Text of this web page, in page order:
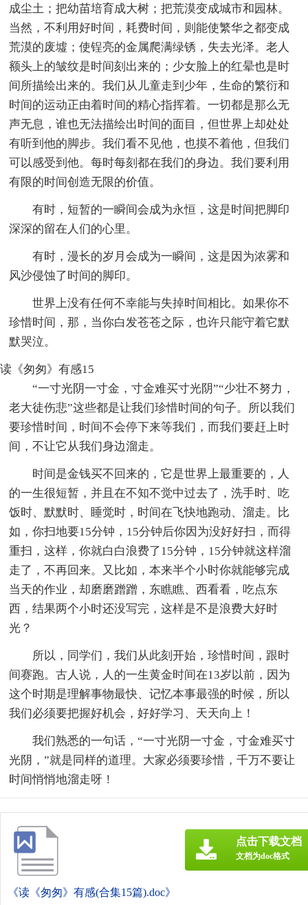
成尘土；把幼苗培育成大树；把荒漠变成城市和园林。
当然，不利用好时间，耗费时间，则能使繁华之都变成
荒漠的废墟；使锃亮的金属爬满绿锈，失去光泽。老人
额头上的皱纹是时间刻出来的；少女脸上的红晕也是时
间所描绘出来的。我们从儿童走到少年，生命的繁衍和
时间的运动正由着时间的精心指挥着。一切都是那么无
声无息，谁也无法描绘出时间的面目，但世界上却处处
有听到他的脚步。我们看不见他，也摸不着他，但我们
可以感受到他。每时每刻都在我们的身边。我们要利用
有限的时间创造无限的价值。
有时，短暂的一瞬间会成为永恒，这是时间把脚印
深深的留在人们的心里。
有时，漫长的岁月会成为一瞬间，这是因为浓雾和
风沙侵蚀了时间的脚印。
世界上没有任何不幸能与失掉时间相比。如果你不
珍惜时间，那，当你白发苍苍之际，也许只能守着它默
默哭泣。
读《匆匆》有感15
“一寸光阴一寸金，寸金难买寸光阴”“少壮不努力，
老大徒伤悲”这些都是让我们珍惜时间的句子。所以我们
要珍惜时间，时间不会停下来等我们，而我们要赶上时
间，不让它从我们身边溜走。
时间是金钱买不回来的，它是世界上最重要的，人
的一生很短暂，并且在不知不觉中过去了，洗手时、吃
饭时、默默时、睡觉时，时间在飞快地跑动、溜走。比
如，你扫地要15分钟，15分钟后你因为没好好扫，而得
重扫，这样，你就白白浪费了15分钟，15分钟就这样溜
走了，不再回来。又比如，本来半个小时你就能够完成
当天的作业，却磨磨蹭蹭，东瞧瞧、西看看，吃点东
西，结果两个小时还没写完，这样是不是浪费大好时
光？
所以，同学们，我们从此刻开始，珍惜时间，跟时
间赛跑。古人说，人的一生黄金时间在13岁以前，因为
这个时期是理解事物最快、记忆本事最强的时候，所以
我们必须要把握好机会，好好学习、天天向上！
我们熟悉的一句话，“一寸光阴一寸金，寸金难买寸
光阴，”就是同样的道理。大家必须要珍惜，千万不要让
时间悄悄地溜走呀！
《读《匆匆》有感(合集15篇).doc》
点击下载文档
文档为doc格式